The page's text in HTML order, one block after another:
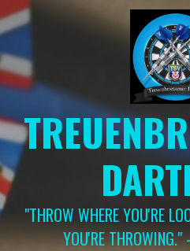
Springe
zum
"THROW WHERE YOU'RE
YOU'RE THROWING."